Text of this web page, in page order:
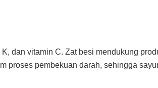
dan vitamin C. Zat besi mendukung
proses pembekuan darah, sehingga